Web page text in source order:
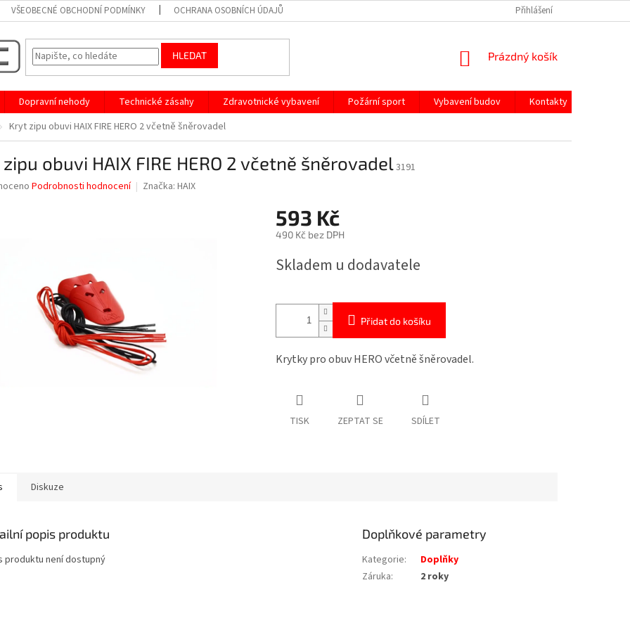
VŠEOBECNÉ OBCHODNÍ PODMÍNKY OCHRANA OSOBNÍCH ÚDAJŮ Přihlášení
HLEDAT
NÁKUPNÍ
Prázdný košík
Dopravní nehody Technické zásahy Zdravotnické vybavení Požární sport Vybavení budov
Kontakty
Kryt zipu obuvi HAIX FIRE HERO 2 včetně šněrovadel
obuvi HAIX FIRE HERO 2 včetně šněrovadel3191
Podrobnosti hodnocení Značka: HAIX
593 Kč
490 Kč bez DPH
cena:
Skladem u dodavatele
Přidat do košíku
Krytky pro obuv HERO včetně šněrovadel.
TISK ZEPTAT SE SDÍLET
Diskuze
popis produktu
produktu není dostupný
Doplňkové parametry
Kategorie:
Doplňky
Záruka: 2 roky